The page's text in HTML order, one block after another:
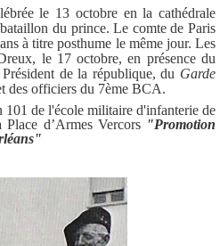
le 13 octobre en la cathédrale
du prince. Le comte de Paris
à titre posthume le même jour. Les
le 17 octobre, en présence du
de la république, du Garde
des officiers du 7ème BCA.
de l'école militaire d'infanterie de
d’Armes Vercors"Promotion